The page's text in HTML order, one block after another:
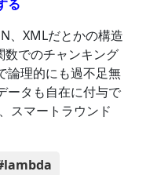
る
、XMLだとかの構造
でのチャンキング
論理的にも過不足無
ータも自在に付与で
スマートラウンド